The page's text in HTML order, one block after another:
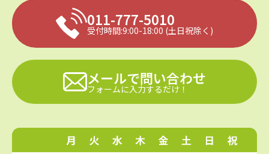
011-777-5010
受付時間:9:00-18:00 (土日祝除く)
メールで問い合わせ
フォームに入力するだけ！